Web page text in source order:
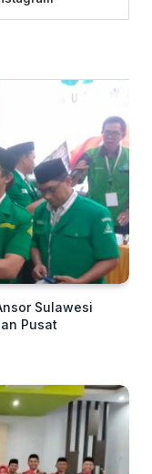
Sulawesi
Pusat